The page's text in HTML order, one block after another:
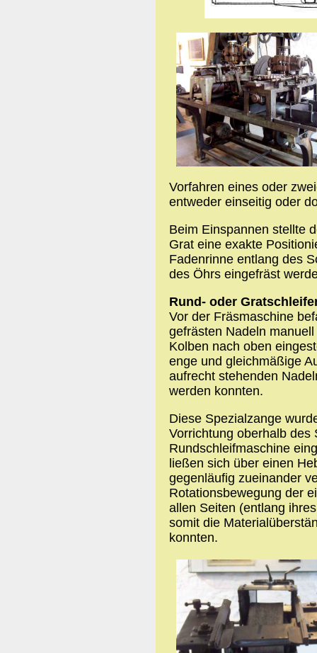
Vorfahren eines oder
entweder einseitig oder
Beim Einspannen stellte
Grat eine exakte
Fadenrinne entlang des
des Öhrs eingefräst
Rund- oder
Vor der Fräsmaschine
gefrästen Nadeln
Kolben nach oben
enge und gleichmäßige
aufrecht stehenden
werden konnten.
Diese Spezialzange
Vorrichtung oberhalb des
Rundschleifmaschine
ließen sich über einen
gegenläufig zueinander
Rotationsbewegung der
allen Seiten (entlang
somit die
konnten.